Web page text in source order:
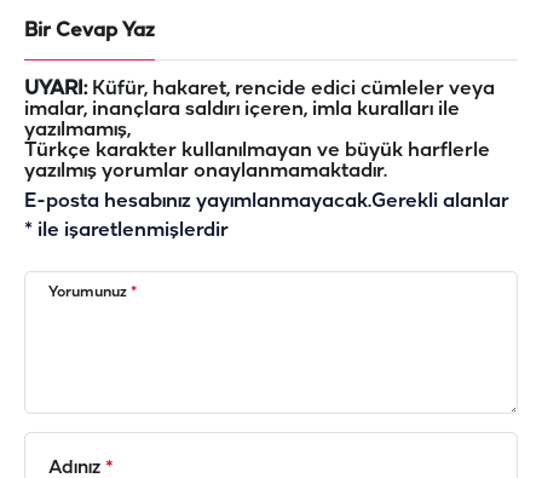
Bir Cevap Yaz
UYARI:Küfür, hakaret, rencide edici cümleler veya
imalar, inançlara saldırı içeren, imla kuralları ile
yazılmamış,
Türkçe karakter kullanılmayan ve büyük harflerle
yazılmış yorumlar onaylanmamaktadır.
E-posta hesabınız yayımlanmayacak.Gerekli alanlar
* ile işaretlenmişlerdir
Yorumunuz *
Adınız *